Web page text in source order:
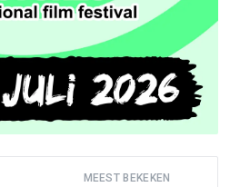
MEEST BEKEKEN